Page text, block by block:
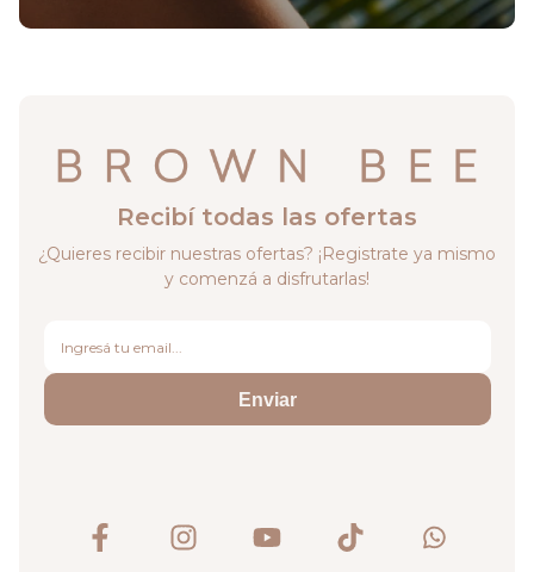
Enriquecida con ácido hialurónico, vitamina E, manteca
de karité, té rojo y aceite de jojoba, esta loción
Recibí todas las ofertas
¿Quieres recibir nuestras ofertas? ¡Registrate ya mismo
y comenzá a disfrutarlas!
Enviar